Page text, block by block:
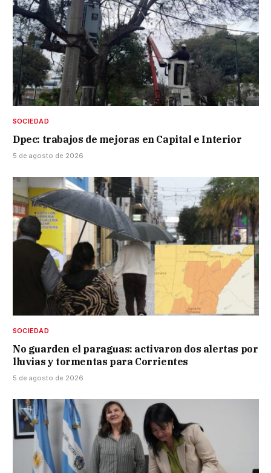
SOCIEDAD
Dpec: trabajos de mejoras en Capital e Interior
5 de agosto de 2026
SOCIEDAD
No guarden el paraguas: activaron dos alertas por
lluvias y tormentas para Corrientes
5 de agosto de 2026